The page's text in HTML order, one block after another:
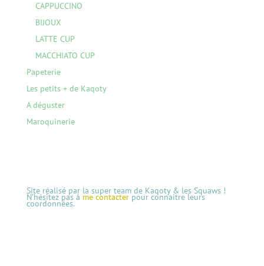
CAPPUCCINO
BIJOUX
LATTE CUP
MACCHIATO CUP
Papeterie
Les petits + de Kaqoty
A déguster
Maroquinerie
Site réalisé par la super team de Kaqoty & les Squaws !
N’hésitez pas à me contacterpour connaitre leurs
coordonnées.